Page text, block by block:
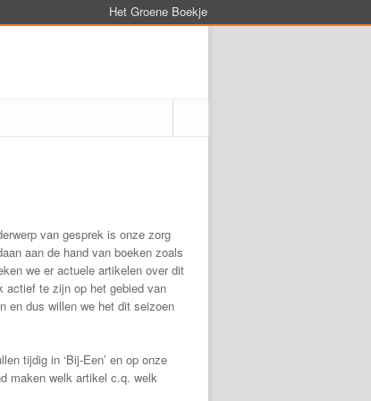
Het Groene Boekje
van gesprek is onze zorg
aan de hand van boeken zoals
we er actuele artikelen over dit
actief te zijn op het gebied van
en dus willen we het dit seizoen
tijdig in ‘Bij-Een’ en op onze
maken welk artikel c.q. welk